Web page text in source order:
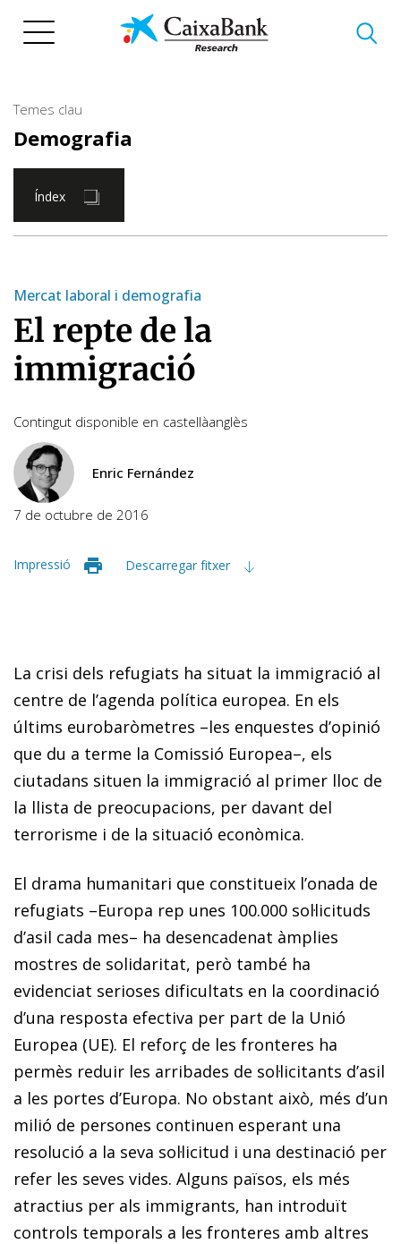
Temes clau
Demografia
Índex
Mercat laboral i demografia
El repte de la
immigració
Contingut disponible en castellàanglès
Enric Fernández
7 de octubre de 2016
Impressió Descarregar fitxer
La crisi dels refugiats ha situat la immigració al
centre de l’agenda política europea. En els
últims eurobaròmetres –les enquestes d’opinió
que du a terme la Comissió Europea–, els
ciutadans situen la immigració al primer lloc de
la llista de preocupacions, per davant del
terrorisme i de la situació econòmica.
El drama humanitari que constitueix l’onada de
refugiats –Europa rep unes 100.000 sol·licituds
d’asil cada mes– ha desencadenat àmplies
mostres de solidaritat, però també ha
evidenciat serioses dificultats en la coordinació
d’una resposta efectiva per part de la Unió
Europea (UE). El reforç de les fronteres ha
permès reduir les arribades de sol·licitants d’asil
a les portes d’Europa. No obstant això, més d’un
milió de persones continuen esperant una
resolució a la seva sol·licitud i una destinació per
refer les seves vides. Alguns països, els més
atractius per als immigrants, han introduït
controls temporals a les fronteres amb altres